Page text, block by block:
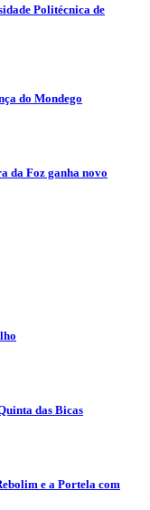
Politécnica de
do Mondego
da Foz ganha novo
das Bicas
e a Portela com